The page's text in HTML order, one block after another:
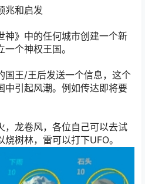
兆和启发
神》中的任何城市创建一个新
个神权王国。
国王/王后发送一个信息，这个
中引起风潮。例如传达即将要
，龙卷风，各位自己可以去试
树林，雷可以打下UFO。